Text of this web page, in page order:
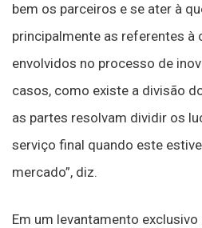
bem os parceiros e se ater à
principalmente as referentes à
envolvidos no processo de
casos, como existe a divisão
as partes resolvam dividir os
serviço final quando este
mercado”, diz.
Em um levantamento exclusivo